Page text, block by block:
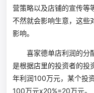
营策略以及店铺的宣传等
不然就会影响生意，这些
影响。
喜家德单店利润的分配
是根据店里的投资者的投
年利润100万元，某个投
100万元x20%=20万元。